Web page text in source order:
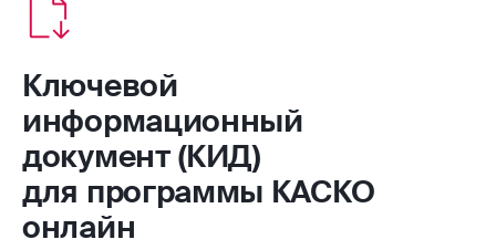
Ключевой
информационный
документ (КИД)
для программы КАСКО
онлайн